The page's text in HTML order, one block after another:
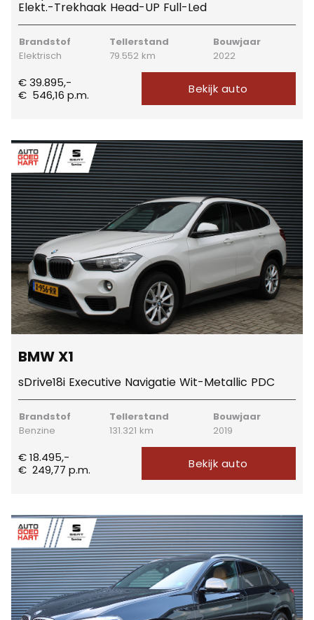
Elekt.-Trekhaak Head-UP Full-Led
Brandstof
Elektrisch
Tellerstand
79.552 km
Bouwjaar
2022
€ 39.895,-
€ 546,16 p.m. Bekijk auto
BMW X1
sDrive18i Executive Navigatie Wit-Metallic PDC
Brandstof
Benzine
Tellerstand
131.321 km
Bouwjaar
2019
€ 18.495,-
€249,77 p.m. Bekijk auto